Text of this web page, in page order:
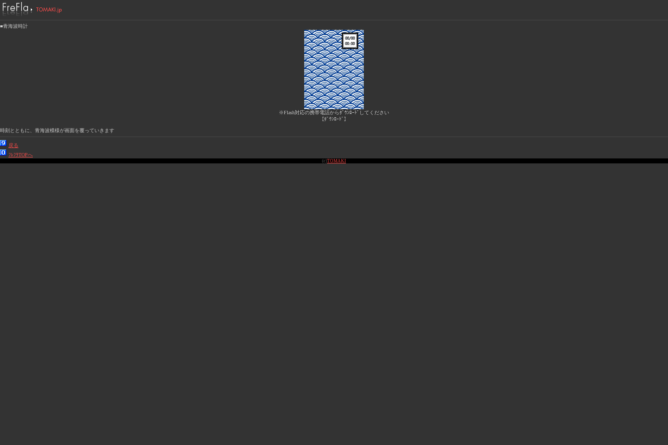
■青海波時計
※Flash対応の携帯電話からﾀﾞｳﾝﾛｰﾄﾞしてください
【ﾀﾞｳﾝﾛｰﾄﾞ】
時刻とともに、青海波模様が画面を覆っていきます
戻る
ﾌﾚﾌﾗTOPへ
(c)TOMAKI